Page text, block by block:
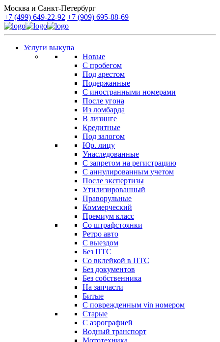
Москва и Санкт-Петербург
+7 (499) 649-22-92 +7 (909) 695-88-69
Услуги выкупа
Новые
С пробегом
Под арестом
Подержанные
С иностранными номерами
После угона
Из ломбарда
В лизинге
Кредитные
Под залогом
Юр. лицу
Унаследованные
С запретом на регистрацию
С аннулированным учетом
После экспертизы
Утилизированный
Праворульные
Коммерческий
Премиум класс
Со штрафстоянки
Ретро авто
С выездом
Без ПТС
Со вклейкой в ПТС
Без документов
Без собственника
На запчасти
Битые
С поврежденным vin номером
Старые
С аэрографией
Водный транспорт
Мототехника